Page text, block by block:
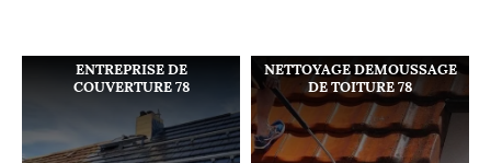
ENTREPRISE DE
COUVERTURE 78
NETTOYAGE DEMOUSSAGE
DE TOITURE 78